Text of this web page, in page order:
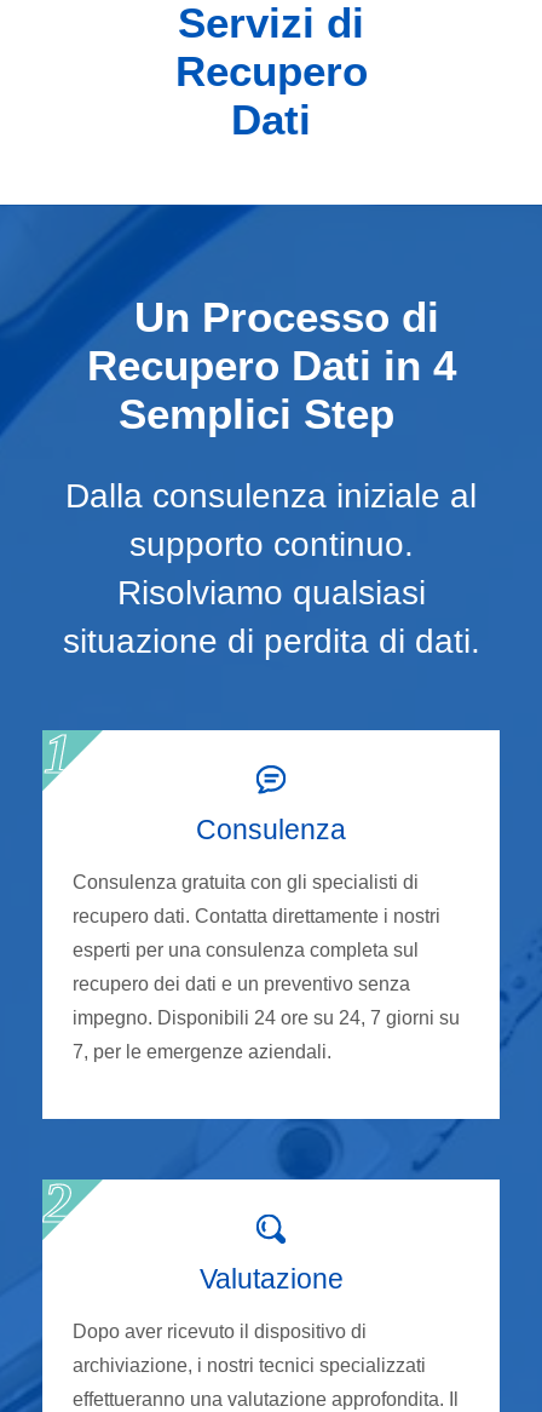
Servizi di
Recupero
Dati
Un Processo di
Recupero Dati in 4
Semplici Step
Dalla consulenza iniziale al
supporto continuo.
Risolviamo qualsiasi
situazione di perdita di dati.
Consulenza
Consulenza gratuita con gli specialisti di
recupero dati. Contatta direttamente i nostri
esperti per una consulenza completa sul
recupero dei dati e un preventivo senza
impegno. Disponibili 24 ore su 24, 7 giorni su
7, per le emergenze aziendali.
Valutazione
Dopo aver ricevuto il dispositivo di
archiviazione, i nostri tecnici specializzati
effettueranno una valutazione approfondita. Il